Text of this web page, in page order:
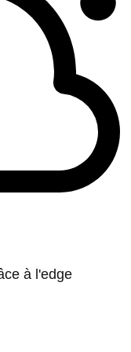
à l'edge